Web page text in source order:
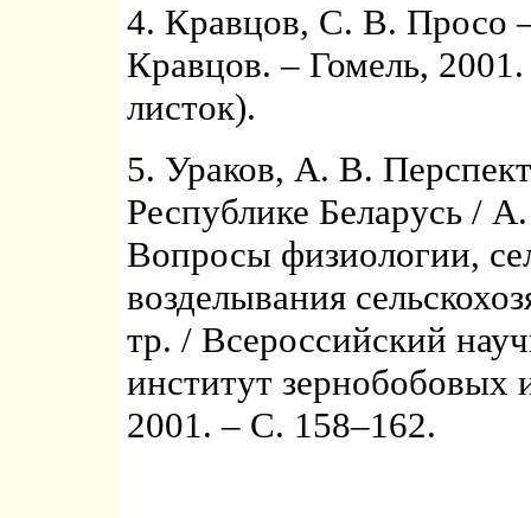
4. Кравцов, С. В. Просо
Кравцов. – Гомель,
листок).
5. Ураков, А. В.
Республике Беларусь /
Вопросы физиологии,
возделывания
тр. / Всероссийский
институт зернобобовых
2001. – С. 158–162.